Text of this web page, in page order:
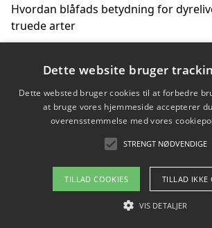
Hvordan blåfads betydning for
truede arter
Hvordan kan gaver til unge voksne
Copyright 2026 - Pilanto
Om / kontakt
Blog
Dette website bruger
Dette websted bruger cookies til at forbedre
at bruge vores hjemmeside accepterer
overensstemmelse med vores
STRENGT NØDVENDIGE
TILLAD COOKIES TILLAD IKKE
VIS DETALJER